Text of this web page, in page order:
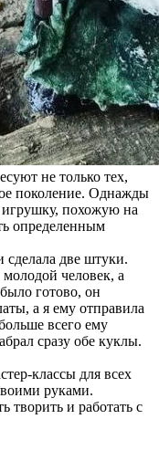
не только тех,
поколение. Однажды
игрушку, похожую на
определенным
две штуки.
человек, а
готово, он
а я ему отправила
всего ему
сразу обе куклы.
классы для всех
руками.
творить и работать с